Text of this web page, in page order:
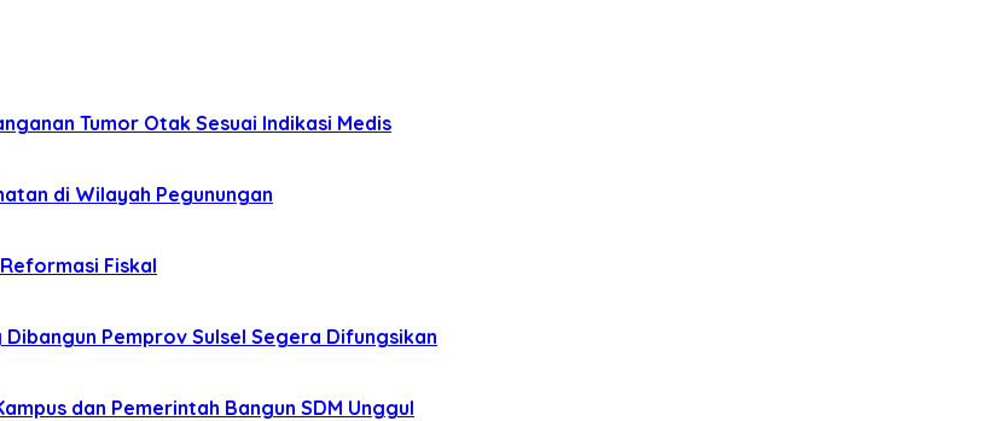
Tumor Otak Sesuai Indikasi Medis
di Wilayah Pegunungan
Fiskal
Pemprov Sulsel Segera Difungsikan
dan Pemerintah Bangun SDM Unggul